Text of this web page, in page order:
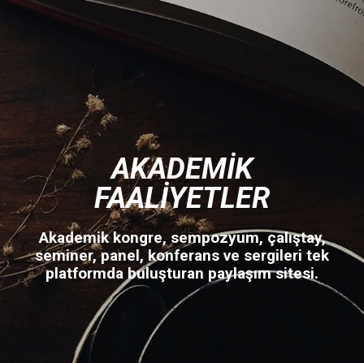
AKADEMIK
FAALIYETLER
Akademik kongre, sempozyum, çalıştay,
seminer, panel, konferans ve sergileri tek
platformda buluşturan paylaşım sitesi.